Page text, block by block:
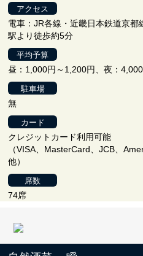
アクセス
電車：JR各線・近畿日本鉄道京
駅より徒歩約5分
平均予算
昼：1,000円～1,200円、夜：
駐車場
無
カード
クレジットカード利用可能
（VISA、MasterCard、JCB、
他）
席数
74席